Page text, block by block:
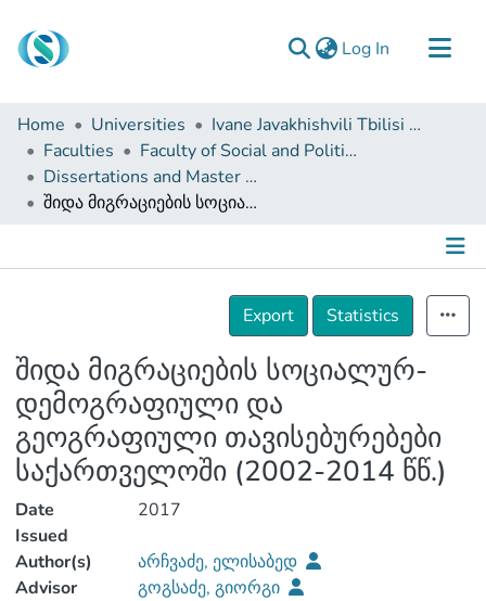
Log In (current)
Communities & Collections
Browse
Documentation
About Us
Home Universities
Ivane Javakhishvili Tbilisi State University
Faculties
Faculty of Social and Political Sciences
Dissertations and Master Theses
შიდა მიგრაციების სოციალურ-დემოგრაფიული და გეოგრაფიული თავისებურებები საქართველოში (2002-2014 წწ.)
Details
Export
Statistics
შიდა მიგრაციების სოციალურ-
დემოგრაფიული და
გეოგრაფიული თავისებურებები
საქართველოში (2002-2014 წწ.)
Date
Issued
2017
Author(s)
არჩვაძე, ელისაბედ
Advisor
გოგსაძე, გიორგი